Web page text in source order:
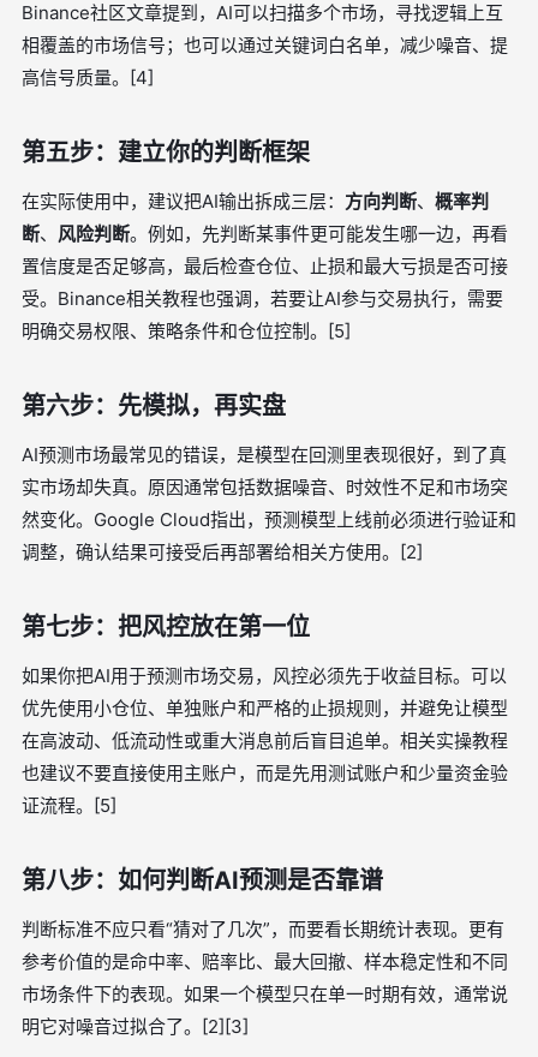
Binance社区文章提到，AI可以扫描多个市场，寻找逻辑上互
相覆盖的市场信号；也可以通过关键词白名单，减少噪音、提
高信号质量。[4]
第五步：建立你的判断框架
在实际使用中，建议把AI输出拆成三层： 方向判断、 概率判
断、 风险判断。例如，先判断某事件更可能发生哪一边，再看
置信度是否足够高，最后检查仓位、止损和最大亏损是否可接
受。Binance相关教程也强调，若要让AI参与交易执行，需要
明确交易权限、策略条件和仓位控制。[5]
第六步：先模拟，再实盘
AI预测市场最常见的错误，是模型在回测里表现很好，到了真
实市场却失真。原因通常包括数据噪音、时效性不足和市场突
然变化。Google Cloud指出，预测模型上线前必须进行验证和
调整，确认结果可接受后再部署给相关方使用。[2]
第七步：把风控放在第一位
如果你把AI用于预测市场交易，风控必须先于收益目标。可以
优先使用小仓位、单独账户和严格的止损规则，并避免让模型
在高波动、低流动性或重大消息前后盲目追单。相关实操教程
也建议不要直接使用主账户，而是先用测试账户和少量资金验
证流程。[5]
第八步：如何判断AI预测是否靠谱
判断标准不应只看“猜对了几次”，而要看长期统计表现。更有
参考价值的是命中率、赔率比、最大回撤、样本稳定性和不同
市场条件下的表现。如果一个模型只在单一时期有效，通常说
明它对噪音过拟合了。[2][3]